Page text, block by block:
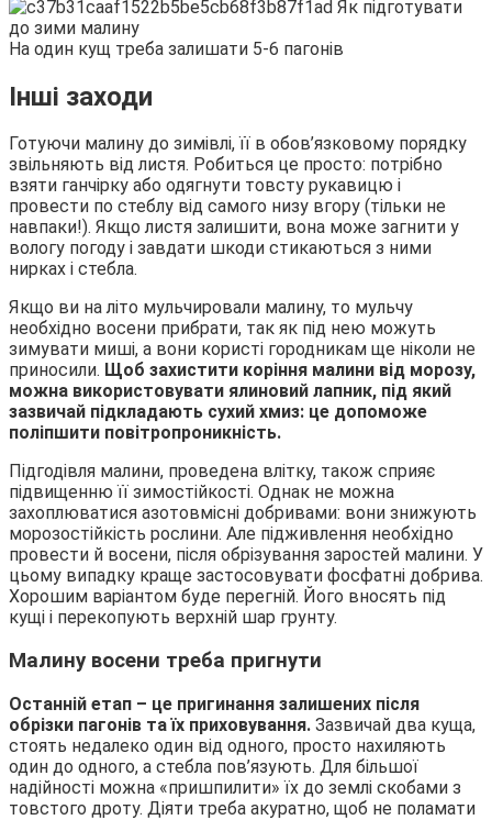
На один кущ треба залишати 5-6 пагонів
Інші заходи
Готуючи малину до зимівлі, її в обов’язковому порядку
звільняють від листя. Робиться це просто: потрібно
взяти ганчірку або одягнути товсту рукавицю і
провести по стеблу від самого низу вгору (тільки не
навпаки!). Якщо листя залишити, вона може загнити у
вологу погоду і завдати шкоди стикаються з ними
нирках і стебла.
Якщо ви на літо мульчировали малину, то мульчу
необхідно восени прибрати, так як під нею можуть
зимувати миші, а вони користі городникам ще ніколи не
приносили. Щоб захистити коріння малини від морозу,
можна використовувати ялиновий лапник, під який
зазвичай підкладають сухий хмиз: це допоможе
поліпшити повітропроникність.
Підгодівля малини, проведена влітку, також сприяє
підвищенню її зимостійкості. Однак не можна
захоплюватися азотовмісні добривами: вони знижують
морозостійкість рослини. Але підживлення необхідно
провести й восени, після обрізування заростей малини. У
цьому випадку краще застосовувати фосфатні добрива.
Хорошим варіантом буде перегній. Його вносять під
кущі і перекопують верхній шар грунту.
Малину восени треба пригнути
Останній етап – це пригинання залишених після
обрізки пагонів та їх приховування. Зазвичай два куща,
стоять недалеко один від одного, просто нахиляють
один до одного, а стебла пов’язують. Для більшої
надійності можна «пришпилити» їх до землі скобами з
товстого дроту. Діяти треба акуратно, щоб не поламати